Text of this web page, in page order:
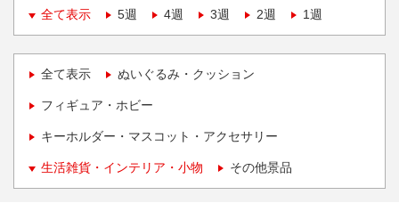
全て表示
5週 4週 3週 2週 1週
全て表示 ぬいぐるみ・クッション
フィギュア・ホビー
キーホルダー・マスコット・アクセサリー
生活雑貨・インテリア・小物 その他景品